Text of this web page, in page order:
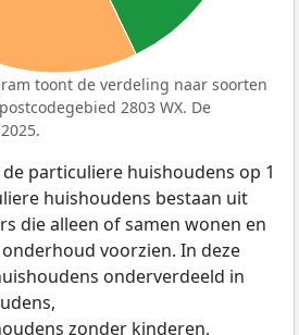
toont de verdeling naar soorten
2803 WX. De
particuliere huishoudens op 1
huishoudens bestaan uit
die alleen of samen wonen en
voorzien. In deze
onderverdeeld in
zonder kinderen,